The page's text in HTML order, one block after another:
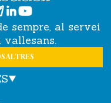
sempre, al servei
vallesans.